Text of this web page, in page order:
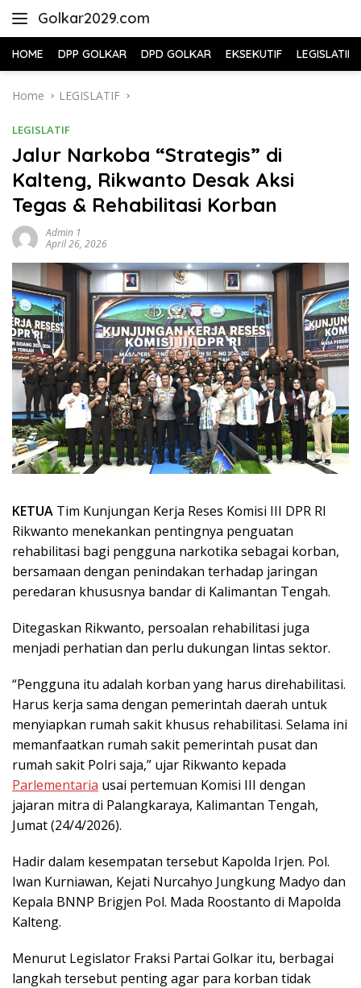
Golkar2029.com
HOME DPP GOLKAR DPD GOLKAR EKSEKUTIF LEGISLATIF
Home LEGISLATIF
LEGISLATIF
Jalur Narkoba “Strategis” di
Kalteng, Rikwanto Desak Aksi
Tegas & Rehabilitasi Korban
Admin 1
April 26, 2026
KETUA Tim Kunjungan Kerja Reses Komisi III DPR RI
Rikwanto menekankan pentingnya penguatan
rehabilitasi bagi pengguna narkotika sebagai korban,
bersamaan dengan penindakan terhadap jaringan
peredaran khususnya bandar di Kalimantan Tengah.
Ditegaskan Rikwanto, persoalan rehabilitasi juga
menjadi perhatian dan perlu dukungan lintas sektor.
“Pengguna itu adalah korban yang harus direhabilitasi.
Harus kerja sama dengan pemerintah daerah untuk
menyiapkan rumah sakit khusus rehabilitasi. Selama ini
memanfaatkan rumah sakit pemerintah pusat dan
rumah sakit Polri saja,” ujar Rikwanto kepada
Parlementaria usai pertemuan Komisi III dengan
jajaran mitra di Palangkaraya, Kalimantan Tengah,
Jumat (24/4/2026).
Hadir dalam kesempatan tersebut Kapolda Irjen. Pol.
Iwan Kurniawan, Kejati Nurcahyo Jungkung Madyo dan
Kepala BNNP Brigjen Pol. Mada Roostanto di Mapolda
Kalteng.
Menurut Legislator Fraksi Partai Golkar itu, berbagai
langkah tersebut penting agar para korban tidak